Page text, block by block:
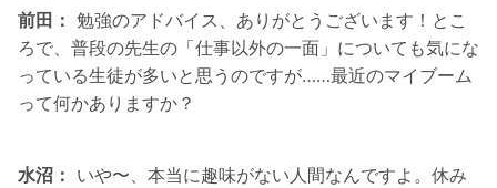
前田： 勉強のアドバイス、ありがとうございます！とこ
ろで、普段の先生の「仕事以外の一面」についても気にな
っている生徒が多いと思うのですが……最近のマイブーム
って何かありますか？
水沼： いや〜、本当に趣味がない人間なんですよ。休み